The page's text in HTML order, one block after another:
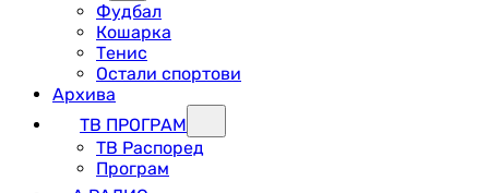
Фудбал
Кошарка
Тенис
Остали спортови
Архива
ТВ ПРОГРАМ
ТВ Распоред
Програм